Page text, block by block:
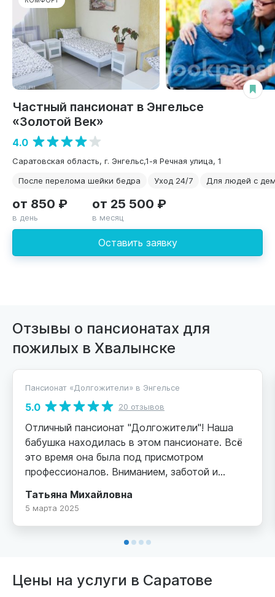
Частный пансионат в Энгельсе
«Золотой Век»
4.0
Саратовская область, г. Энгельс,1-я Речная улица, 1
После перелома шейки бедра
Уход 24/7 Для людей с
Оставить заявку
от 850 ₽
в день
от 25 500 ₽
в месяц
Отзывы о пансионатах для
пожилых в Хвалынске
Пансионат «Долгожители» в Энгельсе
5.0 20 отзывов
Отличный пансионат "Долгожители"! Наша
бабушка находилась в этом пансионате. Всё
это время она была под присмотром
профессионалов. Вниманием, заботой и
сполна. Посещения разрешены в любое время
и всегда тебе рады! В любое время можно
Хочу выразить огромную благодарность
сестре Вере Алексеевне и всему коллективу
пансионата, которые не просто отлично
Татьяна Михайловна
5 марта 2025
Цены на услуги в Саратове